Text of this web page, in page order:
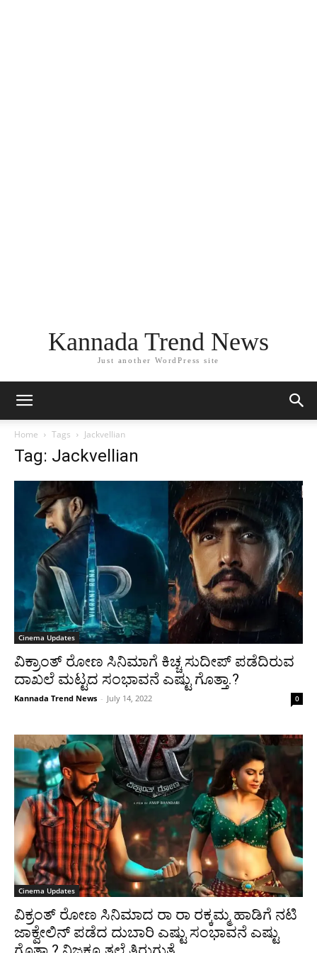
Kannada Trend News
Just another WordPress site
Home Tags Jackvellian
Tag: Jackvellian
Cinema Updates
ವಿಕ್ರಾಂತ್ ರೋಣ ಸಿನಿಮಾಗೆ ಕಿಚ್ಚ ಸುದೀಪ್ ಪಡೆದಿರುವ
ದಾಖಲೆ ಮಟ್ಟದ ಸಂಭಾವನೆ ಎಷ್ಟು ಗೊತ್ತಾ.?
Kannada Trend News - July 14, 2022 0
Cinema Updates
ವಿಕ್ರಂತ್ ರೋಣ ಸಿನಿಮಾದ ರಾ ರಾ ರಕ್ಕಮ್ಮ ಹಾಡಿಗೆ ನಟಿ
ಜಾಕ್ವೇಲಿನ್ ಪಡೆದ ದುಬಾರಿ ಎಷ್ಟು ಸಂಭಾವನೆ ಎಷ್ಟು